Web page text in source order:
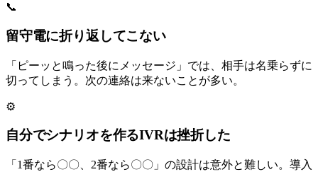
📞
留守電に折り返してこない
「ピーッと鳴った後にメッセージ」では、相手は名乗らずに
切ってしまう。次の連絡は来ないことが多い。
⚙️
自分でシナリオを作るIVRは挫折した
「1番なら〇〇、2番なら〇〇」の設計は意外と難しい。導入